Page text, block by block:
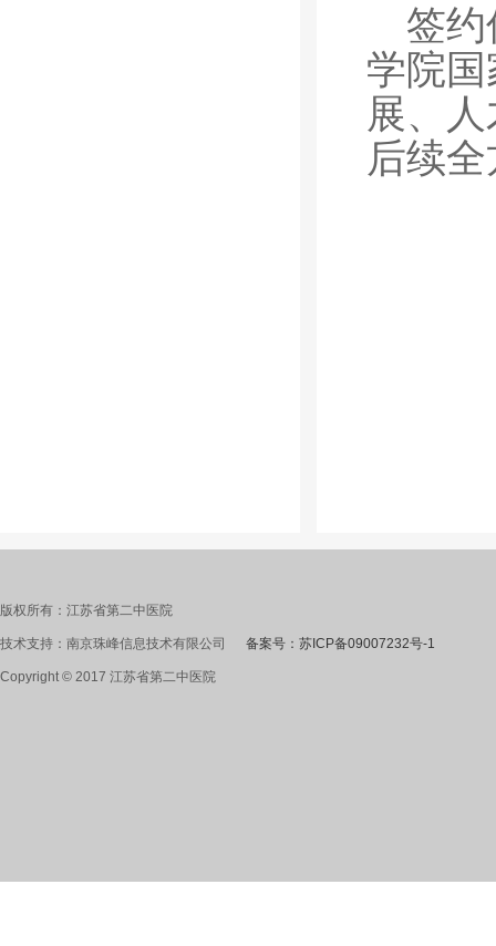
签
学院
展、
后续
版权所有：江苏省第二中医院
技术支持：南京珠峰信息技术有限公司 备案号：苏ICP备09007232号-1
Copyright © 2017 江苏省第二中医院